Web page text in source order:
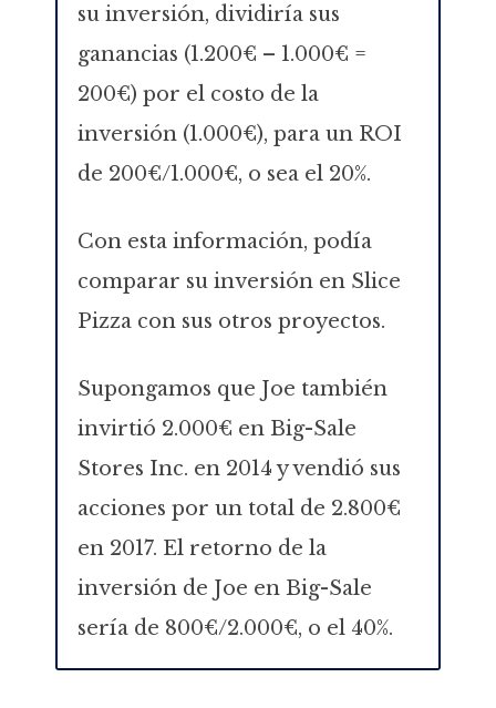
su inversión, dividiría sus
ganancias (1.200€ – 1.000€ =
200€) por el costo de la
inversión (1.000€), para un ROI
de 200€/1.000€, o sea el 20%.
Con esta información, podía
comparar su inversión en Slice
Pizza con sus otros proyectos.
Supongamos que Joe también
invirtió 2.000€ en Big-Sale
Stores Inc. en 2014 y vendió sus
acciones por un total de 2.800€
en 2017. El retorno de la
inversión de Joe en Big-Sale
sería de 800€/2.000€, o el 40%.